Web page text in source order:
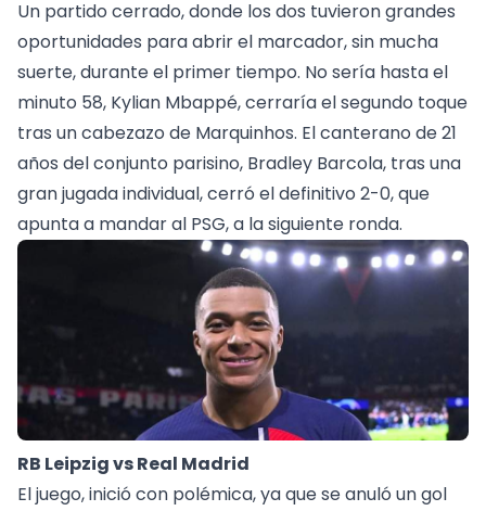
Un partido cerrado, donde los dos tuvieron grandes
oportunidades para abrir el marcador, sin mucha
suerte, durante el primer tiempo. No sería hasta el
minuto 58, Kylian Mbappé, cerraría el segundo toque
tras un cabezazo de Marquinhos. El canterano de 21
años del conjunto parisino, Bradley Barcola, tras una
gran jugada individual, cerró el definitivo 2-0, que
apunta a mandar al PSG, a la siguiente ronda.
RB Leipzig vs Real Madrid
El juego, inició con polémica, ya que se anuló un gol